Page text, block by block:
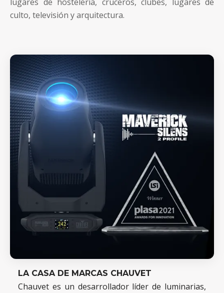
culto, televisión y arquitectura.
LA CASA DE MARCAS CHAUVET
Chauvet es un desarrollador líder de luminarias,